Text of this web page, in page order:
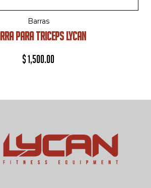
Barras
PARA TRICEPS LYCAN
$1,500.00